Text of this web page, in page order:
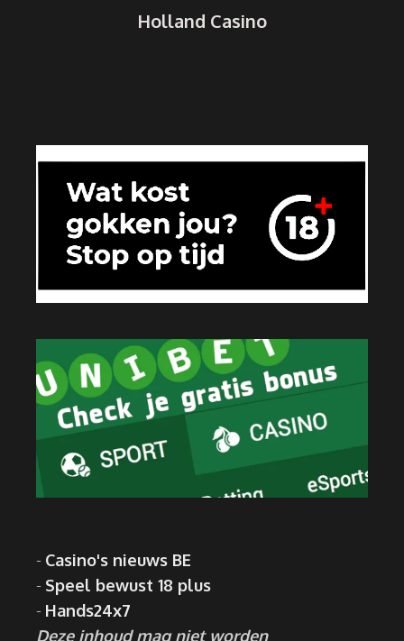
Holland Casino
- Casino's nieuws BE
- Speel bewust 18 plus
- Hands24x7
Deze inhoud mag niet worden